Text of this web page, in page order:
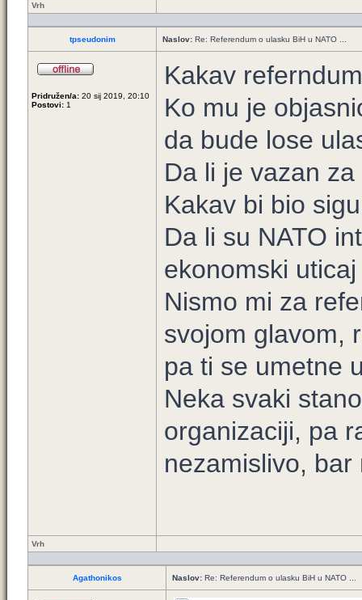
Vrh
tpseudonim Naslov: Re: Referendum o ulasku BiH u NATO ...
Pridružen/a: 20 sij 2019, 20:10
Postovi: 1
Kakav
Ko mu je
da bude lose
Da li je vazan
Kakav bi bio
Da li su NATO
ekonomski
Nismo mi za
svojom glavom,
pa ti se umetne
Neka svaki
organizaciji, pa
nezamislivo, bar
Vrh
Agathonikos Naslov: Re: Referendum o ulasku BiH u NATO ...